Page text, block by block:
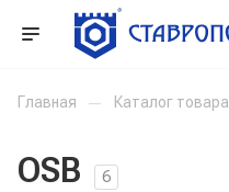
Главная — Каталог товара
OSB 6